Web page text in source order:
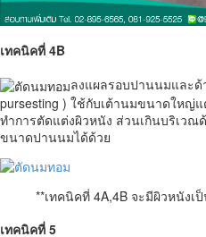
เทคนิคที่ 4B
ลงแผลรอบปานนมและด้
pursesting ) ใช้กับเต้านมขนาดใหญ่
ทำการตัดแต่งผิวหนัง ส่วนเกินบริเว
ขนาดปานนมได้ด้วย
**เทคนิคที่ 4A,4B จะมีผิวหนังเ
เทคนิคที่ 5